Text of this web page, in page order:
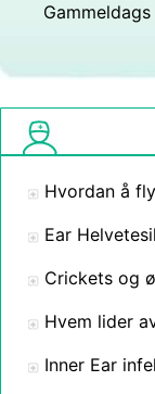
Hvordan å
Ear
Crickets og
Hvem lider
Inner Ear